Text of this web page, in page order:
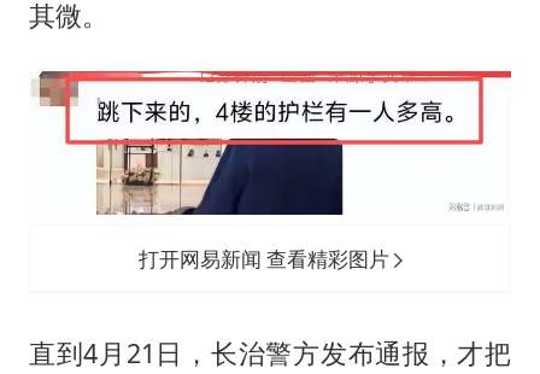
其微。
打开网易新闻 查看精彩图片
直到4月21日，长治警方发布通报，才把